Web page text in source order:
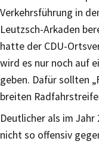
Verkehrsführung in
Leutzsch-Arkaden
hatte der CDU-
wird es nur noch auf
geben. Dafür sollten
breiten
Deutlicher als im Jahr
nicht so offensiv